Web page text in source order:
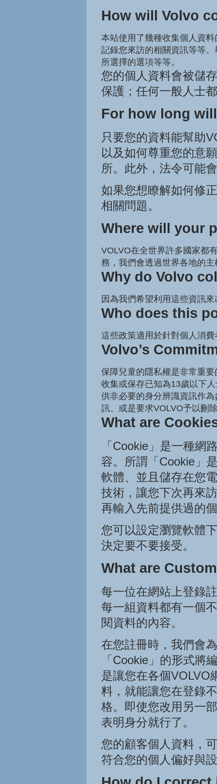
How will Volvo
本站使用了幾種收集個人資
記錄您來訪的相關資訊等等
所選擇的選項等等。
您的個人資料會被儲
保護；任何一般人士
For how long
只要您的資料能幫助
以及如何尊重您的意
所。此外，法令可能
如果您想瞭解如何修
相關問題。
Where will your
VOLVO在全世界許多國家都
務，我們會透過世界各地的
Why do Volvo
因為我們希望利用這些資訊
Who does this
這些政策適用於針對個人消
Volvo’s
保障兒童的隱私權是非常重
收集或保存已知為13歲以下
供非必要的身分辨識資訊作
訊、或是要求VOLVO予以刪
What are
「Cookie」是一種網
容。所謂「Cookie」
軟體、並且儲存在您
技術，讓您下次再來
再輸入先前提供過的
您可以設定瀏覽軟體
決定要不要接受。
What are
每一位在網站上登錄
每一組資料都有一個
閱資料的內容。
在您註冊時，我們會
「Cookie」的形式將
是讓您在各個VOLVO
料，就能讓您在登錄
格。即使您改用另一
表明身分就行了。
您的顧客個人資料，
符合您的個人偏好與